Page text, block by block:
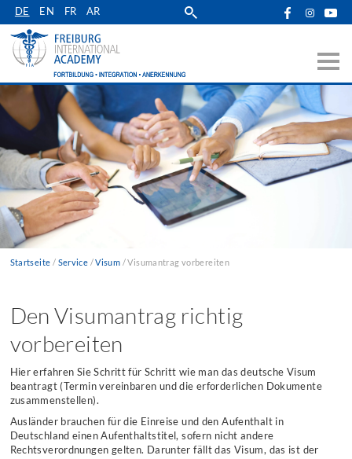
Zur
springen
DE EN FR AR
Startseite Service Visum Visumantrag vorbereiten
Den Visumantrag richtig
vorbereiten
Hier erfahren Sie Schritt für Schritt wie man das deutsche Visum
beantragt (Termin vereinbaren und die erforderlichen Dokumente
zusammenstellen).
Ausländer brauchen für die Einreise und den Aufenthalt in
Deutschland einen Aufenthaltstitel, sofern nicht andere
Rechtsverordnungen gelten. Darunter fällt das Visum, das ist der